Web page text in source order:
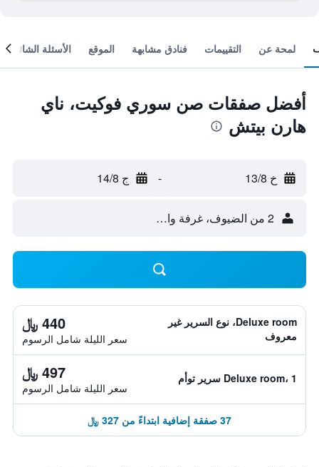
لمحة عن التقييمات فنادق مشابهة الموقع الأسئلة الشائعة
أفضل صفقات صن سوري فوكيت، ناي
هارن بيتش
خ 13/8 - ج 14/8
2 من الضيوف، غرفة واحدة
Deluxe room، نوع السرير غير
معروف
440 ﷼
سعر الليلة شامل الرسوم
Deluxe room، 1 سرير توأم 497 ﷼
سعر الليلة شامل الرسوم
37 صفقة إضافية ابتداءً من 327 ﷼